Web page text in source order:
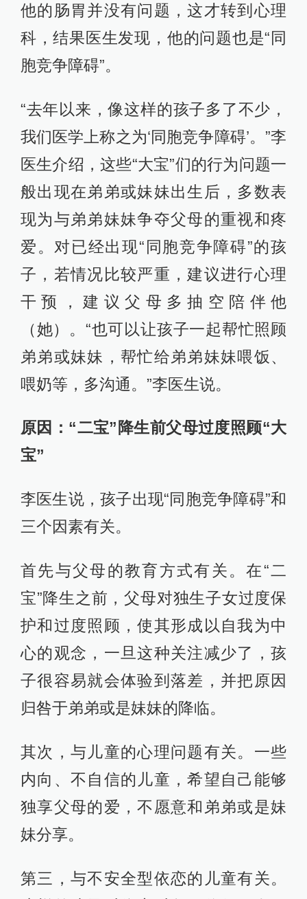
他的肠胃并没有问题，这才转到心理
科，结果医生发现，他的问题也是“同
胞竞争障碍”。
“去年以来，像这样的孩子多了不少，
我们医学上称之为‘同胞竞争障碍’。”李
医生介绍，这些“大宝”们的行为问题一
般出现在弟弟或妹妹出生后，多数表
现为与弟弟妹妹争夺父母的重视和疼
爱。对已经出现“同胞竞争障碍”的孩
子，若情况比较严重，建议进行心理
干预，建议父母多抽空陪伴他
（她）。“也可以让孩子一起帮忙照顾
弟弟或妹妹，帮忙给弟弟妹妹喂饭、
喂奶等，多沟通。”李医生说。
原因：“二宝”降生前父母过度照顾“大
宝”
李医生说，孩子出现“同胞竞争障碍”和
三个因素有关。
首先与父母的教育方式有关。在“二
宝”降生之前，父母对独生子女过度保
护和过度照顾，使其形成以自我为中
心的观念，一旦这种关注减少了，孩
子很容易就会体验到落差，并把原因
归咎于弟弟或是妹妹的降临。
其次，与儿童的心理问题有关。一些
内向、不自信的儿童，希望自己能够
独享父母的爱，不愿意和弟弟或是妹
妹分享。
第三，与不安全型依恋的儿童有关。